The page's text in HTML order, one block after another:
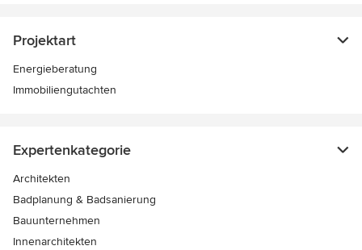
Projektart
Energieberatung
Immobiliengutachten
Expertenkategorie
Architekten
Badplanung & Badsanierung
Bauunternehmen
Innenarchitekten